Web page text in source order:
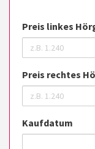
Preis linkes
Preis rechtes
Kaufdatum